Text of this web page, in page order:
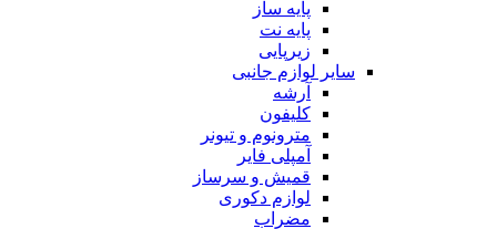
پایه ساز
پایه نت
زیرپایی
سایر لوازم جانبی
آرشه
کلیفون
مترونوم و تیونر
آمپلی فایر
قمیش و سرساز
لوازم دکوری
مضراب